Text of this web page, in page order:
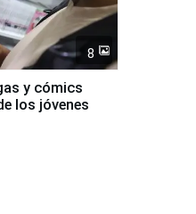
8
y cómics
los jóvenes